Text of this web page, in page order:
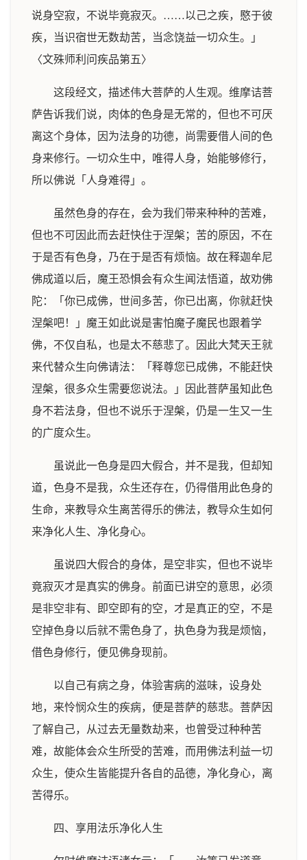
说身空寂，不说毕竟寂灭。……以己之疾，愍于彼
疾，当识宿世无数劫苦，当念饶益一切众生。」
〈文殊师利问疾品第五〉
这段经文，描述伟大菩萨的人生观。维摩诘菩
萨告诉我们说，肉体的色身是无常的，但也不可厌
离这个身体，因为法身的功德，尚需要借人间的色
身来修行。一切众生中，唯得人身，始能够修行，
所以佛说「人身难得」。
虽然色身的存在，会为我们带来种种的苦难，
但也不可因此而去赶快住于涅槃；苦的原因，不在
于是否有色身，乃在于是否有烦恼。故在释迦牟尼
佛成道以后，魔王恐惧会有众生闻法悟道，故劝佛
陀：「你已成佛，世间多苦，你已出离，你就赶快
涅槃吧！」魔王如此说是害怕魔子魔民也跟着学
佛，不仅自私，也是太不慈悲了。因此大梵天王就
来代替众生向佛请法：「释尊您已成佛，不能赶快
涅槃，很多众生需要您说法。」因此菩萨虽知此色
身不若法身，但也不说乐于涅槃，仍是一生又一生
的广度众生。
虽说此一色身是四大假合，并不是我，但却知
道，色身不是我，众生还存在，仍得借用此色身的
生命，来教导众生离苦得乐的佛法，教导众生如何
来净化人生、净化身心。
虽说四大假合的身体，是空非实，但也不说毕
竟寂灭才是真实的佛身。前面已讲空的意思，必须
是非空非有、即空即有的空，才是真正的空，不是
空掉色身以后就不需色身了，执色身为我是烦恼，
借色身修行，便见佛身现前。
以自己有病之身，体验害病的滋味，设身处
地，来怜悯众生的疾病，便是菩萨的慈悲。菩萨因
了解自己，从过去无量数劫来，也曾受过种种苦
难，故能体会众生所受的苦难，而用佛法利益一切
众生，使众生皆能提升各自的品德，净化身心，离
苦得乐。
四、享用法乐净化人生